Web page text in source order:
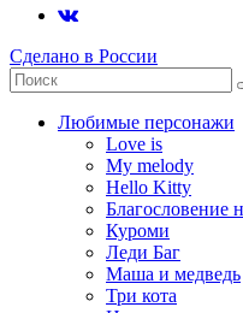
Сделано в России
Любимые персонажи
Love is
My melody
Hello Kitty
Благословение
Куроми
Леди Баг
Маша и медведь
Три кота